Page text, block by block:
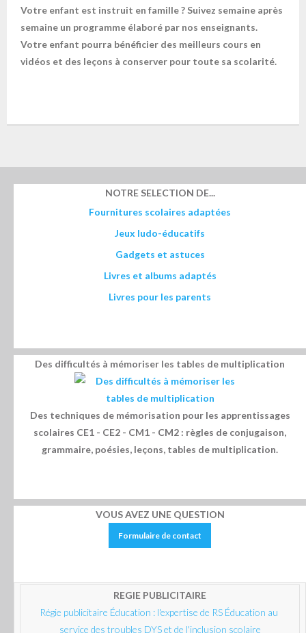
Votre enfant est instruit en famille ? Suivez semaine après
semaine un programme élaboré par nos enseignants.
Votre enfant pourra bénéficier des meilleurs cours en
vidéos et des leçons à conserver pour toute sa scolarité.
NOTRE SELECTION DE...
Fournitures scolaires adaptées
Jeux ludo-éducatifs
Gadgets et astuces
Livres et albums adaptés
Livres pour les parents
Des difficultés à mémoriser les tables de multiplication
Des techniques de mémorisation pour les apprentissages
scolaires CE1 - CE2 - CM1 - CM2 : règles de conjugaison,
grammaire, poésies, leçons, tables de multiplication.
VOUS AVEZ UNE QUESTION
Formulaire de contact
REGIE PUBLICITAIRE
Régie publicitaire Éducation : l'expertise de RS Éducation au
service des troubles DYS et de l'inclusion scolaire